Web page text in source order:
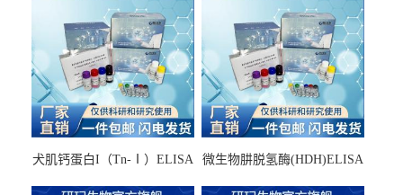
犬肌钙蛋白I（Tn-Ⅰ）ELISA
微生物肼脱氢酶(HDH)ELISA